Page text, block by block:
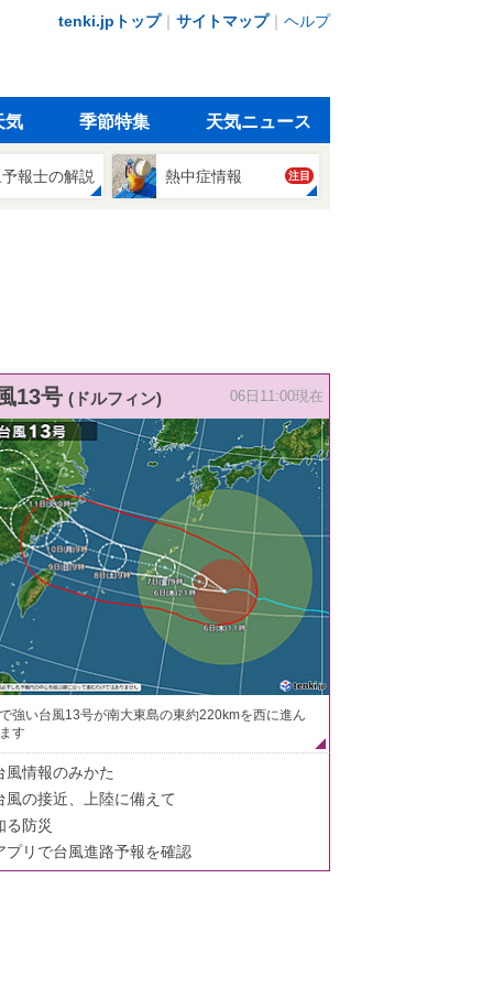
tenki.jpトップ｜ サイトマップ｜ ヘルプ
気 季節特集 天気ニュース
報士の解説 熱中症情報 注目
13号 (ドルフィン) 06日11:00現在
強い台風13号が南大東島の東約220kmを西に進ん
す
風情報のみかた
風の接近、上陸に備えて
る防災
プリで台風進路予報を確認